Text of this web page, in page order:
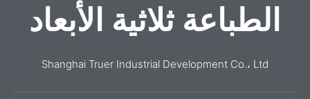
الطباعة ثلاثية الأبعاد
Shanghai Truer Industrial Development Co.، Ltd